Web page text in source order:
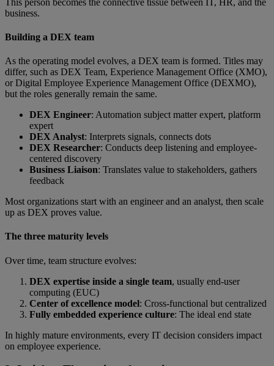
business.
Building a DEX team
As the operating model evolves, a DEX team is formed. Titles may
differ, such as DEX Team, Experience Management Office (XMO),
or Digital Employee Experience Management Office (DEXMO),
but the roles generally remain the same.
DEX Engineer: Automation subject matter expert, platform
expert
DEX Analyst: Interprets signals, connects dots
DEX Researcher: Conducts deep listening and employee-
centered discovery
Business Liaison: Translates value to stakeholders, gathers
feedback
Most organizations start with an engineer and an analyst, then scale
up as DEX proves value.
The three maturity levels
Over time, team structure evolves:
DEX expertise inside a single team, usually end-user
computing (EUC)
Center of excellence model: Cross-functional but centralized
Fully embedded experience culture: The ideal end state
In highly mature environments, every IT decision considers impact
on employee experience.